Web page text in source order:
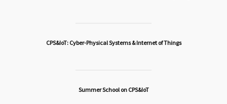
CPS&IoT: Cyber-Physical Systems & Internet of Things
Summer School on CPS&IoT